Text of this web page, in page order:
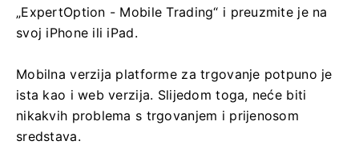
„ExpertOption - Mobile Trading“ i preuzmite je na
svoj iPhone ili iPad.
Mobilna verzija platforme za trgovanje potpuno je
ista kao i web verzija. Slijedom toga, neće biti
nikakvih problema s trgovanjem i prijenosom
sredstava.